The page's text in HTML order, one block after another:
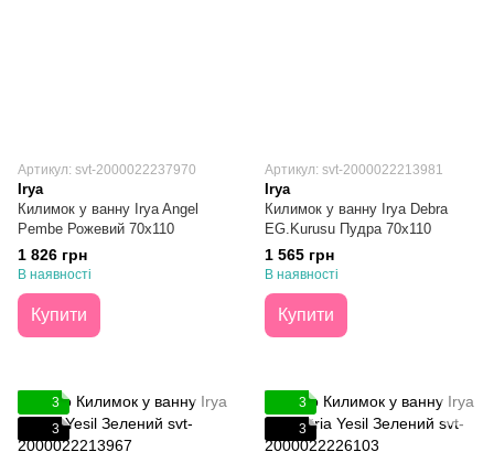
Артикул: svt-2000022237970
Irya
Килимок у ванну Irya Angel
Pembe Рожевий 70х110
1 826 грн
В наявності
Купити
Артикул: svt-2000022213981
Irya
Килимок у ванну Irya Debra
EG.Kurusu Пудра 70х110
1 565 грн
В наявності
Купити
3
3
3
3